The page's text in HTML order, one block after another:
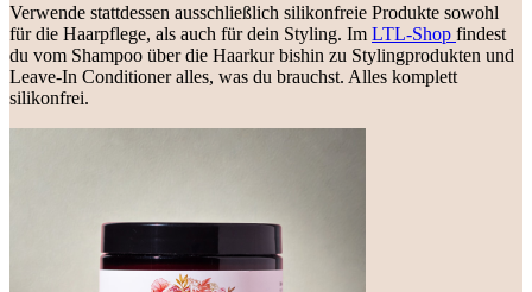
Verwende stattdessen ausschließlich silikonfreie Produkte sowohl
für die Haarpflege, als auch für dein Styling. Im LTL-Shop findest
du vom Shampoo über die Haarkur bishin zu Stylingprodukten und
Leave-In Conditioner alles, was du brauchst. Alles komplett
silikonfrei.